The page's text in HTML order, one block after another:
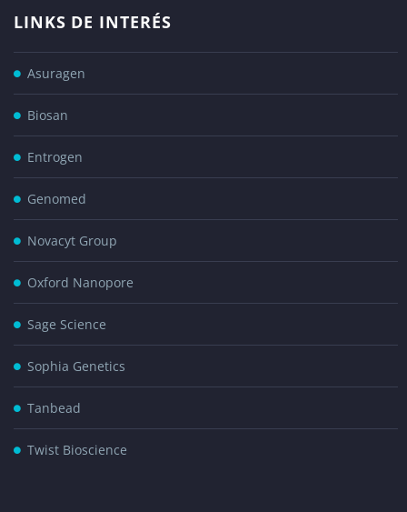
LINKS DE INTERÉS
Asuragen
Biosan
Entrogen
Genomed
Novacyt Group
Oxford Nanopore
Sage Science
Sophia Genetics
Tanbead
Twist Bioscience